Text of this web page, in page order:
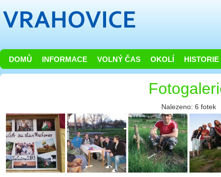
DOMŮ INFORMACE VOLNÝ ČAS OKOLÍ HISTORIE
Nalezeno: 6 fotek